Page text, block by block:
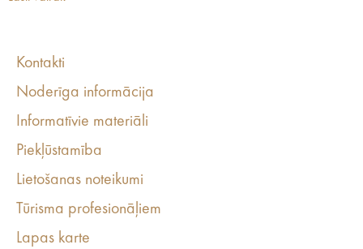
Kontakti
Noderīga informācija
Informatīvie materiāli
Piekļūstamība
Lietošanas noteikumi
Tūrisma profesionāļiem
Lapas karte